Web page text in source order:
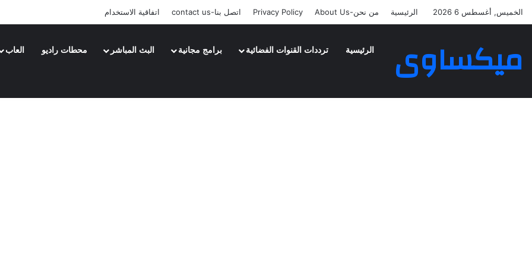
الخميس, أغسطس 6 2026 الرئيسية من نحن-About Us Privacy Policy اتصل بنا-contact us اتفاقية الاستخدام
ميكساوى الرئيسية ترددات القنوات الفضائية برامج مجانية البث المباشر محطات راديو العاب